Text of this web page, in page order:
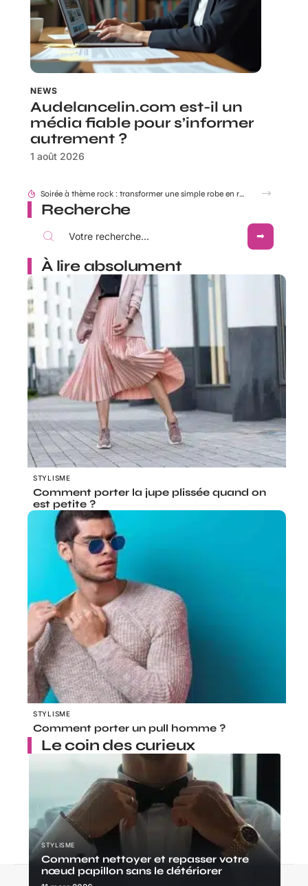
NEWS
Audelancelin.com est-il un
média fiable pour s’informer
autrement ?
1 août 2026
Recherche
À lire absolument
STYLISME
Comment porter la jupe plissée quand on
est petite ?
STYLISME
Comment porter un pull homme ?
Le coin des curieux
STYLISME
Comment nettoyer et repasser votre
nœud papillon sans le détériorer
Contact